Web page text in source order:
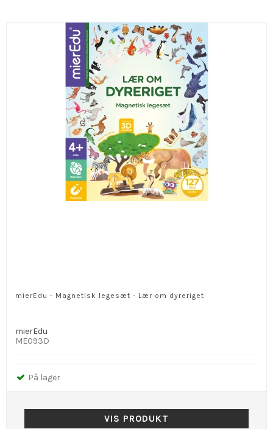
mierEdu - Magnetisk legesæt - Lær om dyreriget
mierEdu
ME093D
På lager
VIS PRODUKT